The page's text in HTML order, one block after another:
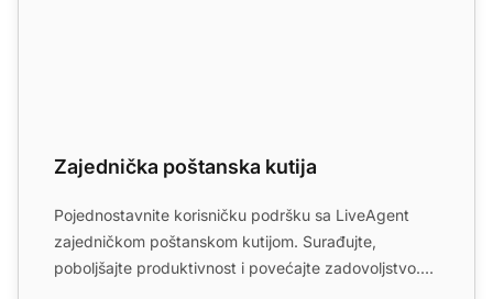
Zajednička poštanska kutija
Pojednostavnite korisničku podršku sa LiveAgent
zajedničkom poštanskom kutijom. Surađujte,
poboljšajte produktivnost i povećajte zadovoljstvo.